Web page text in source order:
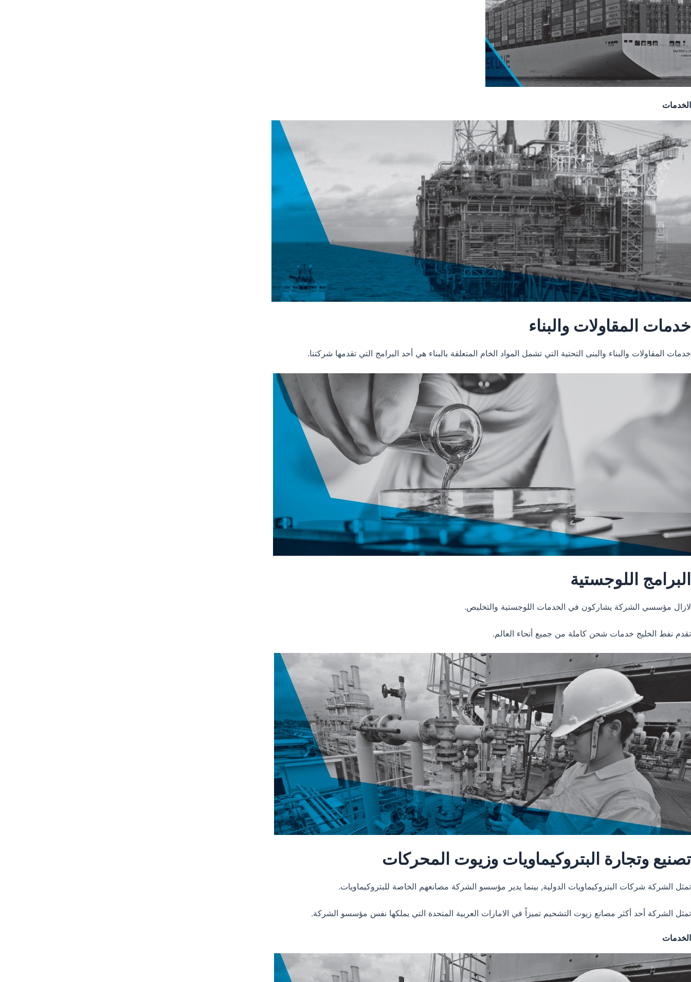
الخدمات
خدمات المقاولات والبناء
خدمات المقاولات والبناء والبنى التحتية التي تشمل المواد الخام المتعلقة بالبناء هي أحد البرامج التي تقدمها شركتنا.
البرامج اللوجستية
لازال مؤسسي الشركة يشاركون في الخدمات اللوجستية والتخليص.
تقدم نفط الخليج خدمات شحن كاملة من جميع أنحاء العالم.
تصنيع وتجارة البتروكيماويات وزيوت المحركات
تمثل الشركة شركات البتروكيماويات الدولية, بينما يدير مؤسسو الشركة مصانعهم الخاصة للبتروكيماويات.
تمثل الشركة أحد أكثر مصانع زيوت التشحيم تميزاً في الامارات العربية المتحدة التي يملكها نفس مؤسسو الشركة.
الخدمات